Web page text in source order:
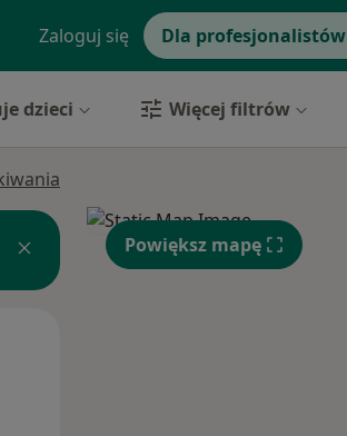
Zaloguj się Dla profesjonalistów
dzieci Więcej filtrów
Powiększ mapę